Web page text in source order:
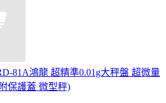
81A鴻龍 超精準0.01g大秤盤 超微量
保護蓋 微型秤)